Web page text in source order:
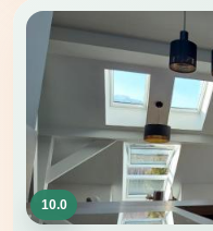
10.0